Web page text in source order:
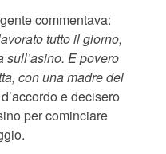
commentava:
tutto il giorno,
E povero
con una madre del
e decisero
per cominciare